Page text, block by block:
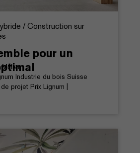
/ Construction sur
pour un
Industrie du bois Suisse
projet Prix Lignum |